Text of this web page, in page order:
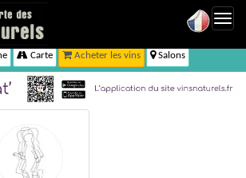
Carte Acheter les vins Salons